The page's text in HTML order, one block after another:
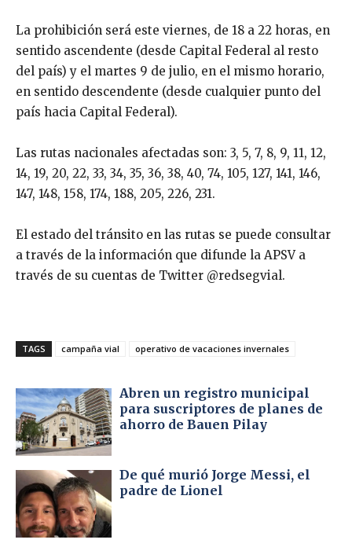
La prohibición será este viernes, de 18 a 22 horas, en
sentido ascendente (desde Capital Federal al resto
del país) y el martes 9 de julio, en el mismo horario,
en sentido descendente (desde cualquier punto del
país hacia Capital Federal).
Las rutas nacionales afectadas son: 3, 5, 7, 8, 9, 11, 12,
14, 19, 20, 22, 33, 34, 35, 36, 38, 40, 74, 105, 127, 141, 146,
147, 148, 158, 174, 188, 205, 226, 231.
El estado del tránsito en las rutas se puede consultar
a través de la información que difunde la APSV a
través de su cuentas de Twitter @redsegvial.
TAGS campaña vial operativo de vacaciones invernales
Abren un registro municipal
para suscriptores de planes de
ahorro de Bauen Pilay
De qué murió Jorge Messi, el
padre de Lionel